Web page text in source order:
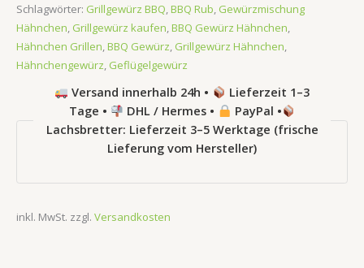
Schlagwörter: Grillgewürz BBQ,BBQ Rub, Gewürzmischung
Hähnchen, Grillgewürz kaufen,BBQ Gewürz Hähnchen,
Hähnchen Grillen,BBQ Gewürz, Grillgewürz Hähnchen,
Hähnchengewürz, Geflügelgewürz
Versand innerhalb 24h •
Lieferzeit 1–3
Tage •
DHL / Hermes •
PayPal •
Lachsbretter: Lieferzeit 3–5 Werktage (frische
Lieferung vom Hersteller)
inkl. MwSt. zzgl. Versandkosten